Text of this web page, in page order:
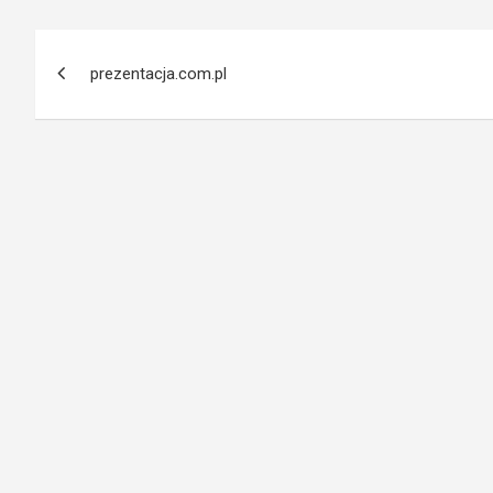
wpisu
prezentacja.com.pl